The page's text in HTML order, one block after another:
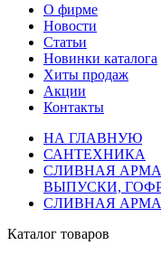
О фирме
Новости
Статьи
Новинки каталога
Хиты продаж
Акции
Контакты
НА ГЛАВНУЮ
САНТЕХНИКА
СЛИВНАЯ
ВЫПУСКИ,
СЛИВНАЯ
Каталог товаров